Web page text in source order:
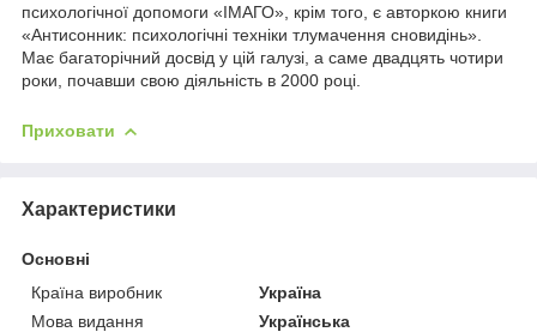
психологічної допомоги «ІМАГО», крім того, є авторкою книги
«Антисонник: психологічні техніки тлумачення сновидінь».
Має багаторічний досвід у цій галузі, а саме двадцять чотири
роки, почавши свою діяльність в 2000 році.
Приховати
Характеристики
Основні
Країна виробник
Україна
Мова видання
Українська